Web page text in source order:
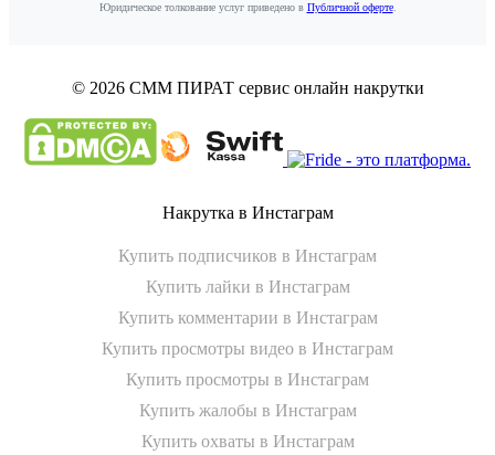
Юридическое толкование услуг приведено в Публичной оферте.
© 2026 СММ ПИРАТ сервис онлайн накрутки
Накрутка в Инстаграм
Купить подписчиков в Инстаграм
Купить лайки в Инстаграм
Купить комментарии в Инстаграм
Купить просмотры видео в Инстаграм
Купить просмотры в Инстаграм
Купить жалобы в Инстаграм
Купить охваты в Инстаграм